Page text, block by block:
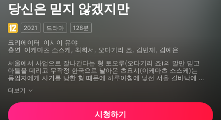
당신은 믿지 않겠지만
2021 드라마 128분
크리에이터
이시이 유야
출연
이케마츠 소스케, 최희서, 오다기리 죠, 김민재, 김예은
서울에서 사업으로 잘나간다는 형 토오루(오다기리 죠)의 말만 믿고
아들을 데리고 무작정 한국으로 날아온 츠요시(이케마츠 소스케)는
동업자에게 사기를 당한 형 때문에 하루아침에 낯선 서울 길바닥에
그러자 토오루는 기발한 사업 아이템이 있다며 좌절한 츠요시를 꼬셔
기차 안에서 우연히 사연이 가득해 보이는 삼 남매
솔(최희서), 봄(김예은), 정우(김민재)를 만나 동행하게 되는데...
더보기
시청하기